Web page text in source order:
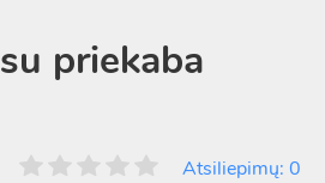
priekaba
Atsiliepimų: 0